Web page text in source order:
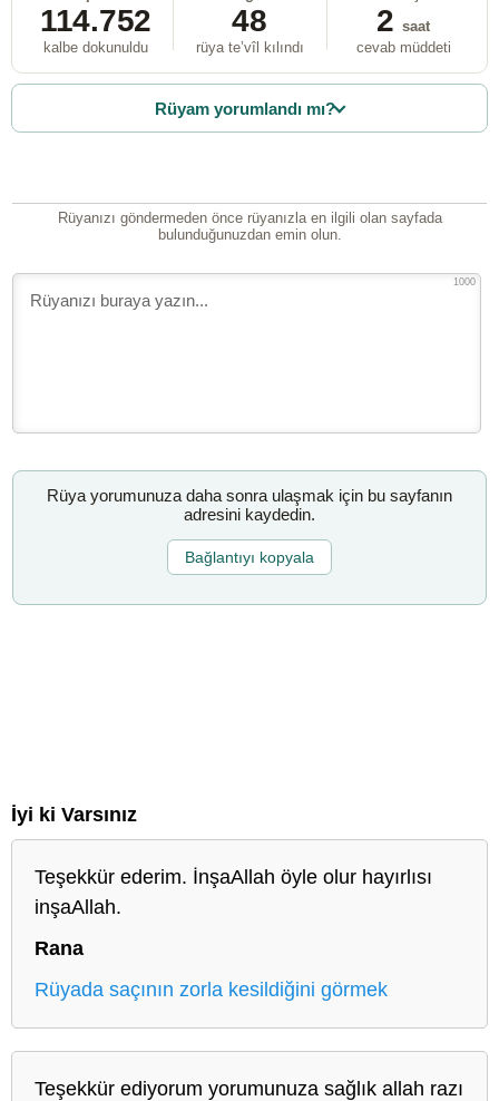
114.752
kalbe dokunuldu
48
rüya te’vîl kılındı
2 saat
cevab müddeti
Rüyam yorumlandı mı?
Rüyanızı göndermeden önce rüyanızla en ilgili olan sayfada
bulunduğunuzdan emin olun.
1000
Rüya yorumunuza daha sonra ulaşmak için bu sayfanın
adresini kaydedin.
Bağlantıyı kopyala
İyi ki Varsınız
Teşekkür ederim. İnşaAllah öyle olur hayırlısı
inşaAllah.
Rana
Rüyada saçının zorla kesildiğini görmek
Teşekkür ediyorum yorumunuza sağlık allah razı